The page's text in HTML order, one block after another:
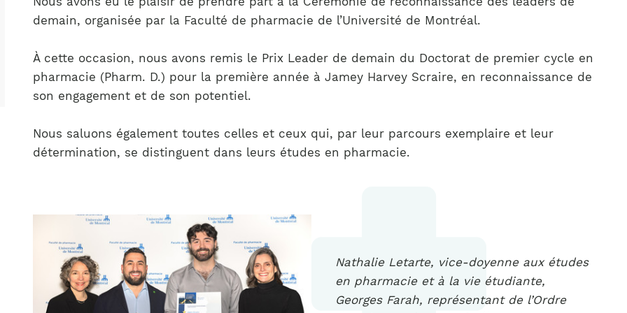
France)
Notre équipe
demain, organisée par la Faculté de pharmacie de l’Université de Montréal.
À cette occasion, nous avons remis le Prix Leader de demain du Doctorat de premier cycle en
pharmacie (Pharm. D.) pour la première année à Jamey Harvey Scraire, en reconnaissance de
son engagement et de son potentiel.
Nous saluons également toutes celles et ceux qui, par leur parcours exemplaire et leur
détermination, se distinguent dans leurs études en pharmacie.
Nathalie Letarte, vice-doyenne aux études
en pharmacie et à la vie étudiante,
Georges Farah, représentant de l’Ordre